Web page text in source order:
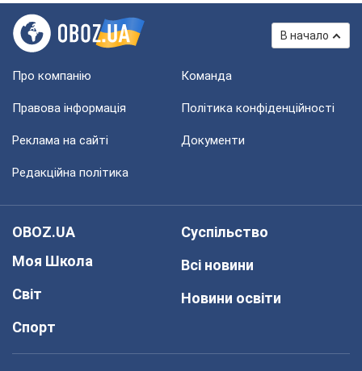
В начало
Про компанію Команда
Правова інформація Політика конфіденційності
Реклама на сайті Документи
Редакційна політика
OBOZ.UA
Моя Школа
Світ
Спорт
Суспільство
Всі новини
Новини освіти